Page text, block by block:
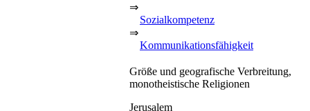
⇒
Sozialkompetenz
⇒
Kommunikationsfähigkeit
Größe und geografische Verbreitung,
monotheistische Religionen
Jerusalem